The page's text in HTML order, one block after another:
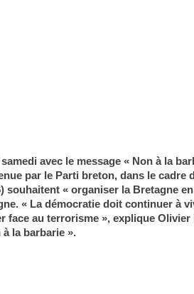
avec le message « Non à la
par le Parti breton, dans le cadre
« organiser la Bretagne
« La démocratie doit continuer à
au terrorisme », explique
la barbarie ».